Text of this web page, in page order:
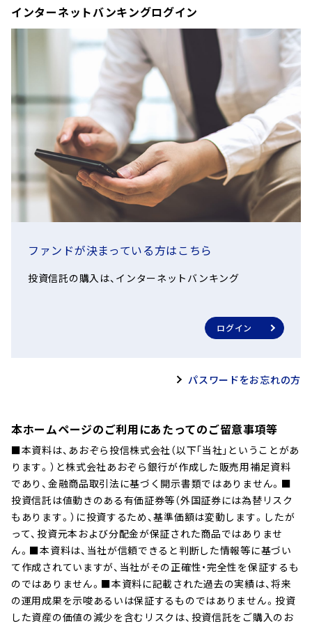
とは、ヘッジ対象通貨の金利と円金利の差に相当し、円金利の方
が低い場合この金利差分収益が低下します。）。
債券価格変動リスク
本ファンドは実質的に債券に投資を行いますので、債券価格変
動リスクを伴います。一般に債券の市場価格は、金利が上昇す
ると下落し、金利が低下すると上昇します。投資対象とする国・
地域の金利が上昇し、保有する債券の価格が下落した場合には、
本ファンドの基準価額が下落し投資元本を割り込むことがあり
ます。また、債券への投資に際しては、発行体の債務不履行（デ
フォルト）等の信用リスクを伴います。一般に、発行体の信用度
は第三者機関による格付で表されますが、格付が低いほど債務
が生じた場合、債券の価格は大きく下落する傾向があるほか、投
の可能性が高まった場合（格下げ等）も債券価格の下落要因とな
間が長いほど、また発行体の信用度が低いほど、大きくなる傾向
いますので、カントリー・リスクを伴います。新興国市場への投
資には、先進国市場への投資と比較して、社会・政治・経済の不確
実性、市場規模が小さい故の低い流動性、通貨規制および資本規
制、決済システム等市場インフラの未発達、情報開示制度や監督
当局による法制度の未整備、為替レートや現地通貨交換に要す
るコストの大きな変動、外国への送金規制等の影響を受けて、本
ファンドの基準価額が大きく変動する可能性があります。
基準価額の変動要因は、上記に限定されるものではありません。
となる場合があります。
毎年4月20日（ただし、休業日の場
合は翌営業日）
収益分配
年1回(4月20日)の決算時に原則と
して収益の分配を行います。ただ
し、必ず分配を行うものではあり
ません。
運用状況によっては、分配金の金額が変わる
場合や、分配金が支払われない場合がありま
す。
課税上は株式投資信託として取扱
法上、一定の要件を満たした場合
用対象となります。当ファンド
は、NISAの「成長投資枠（特定非課
あります。詳しくは、販売会社に
および償還時の譲渡益（法人の場
合は個別元本超過額）が課税の対
象となります。
税法が改正された場合等には変更される場
合があります。
運用管理費用（信託報酬）
実質的な負担：純資産総額
対して
*1 投資対象とする投資信
た場合の最大値を委託会社
*2 本ファンドの信託報酬
信託証券の運用報酬を合わ
託報酬です。
運用管理費用は、毎計算期間の
のときに信託財産から支払われま
総額の年率0.1％を上限と
の6ヶ月終了日および毎計
資産規模ならびに運用状
実質的に負担する当該管
手数料等
用は運用状況等により変動
額等を表示することができ
上記当該手数料等の合計額については、ファンドの保有期間に応じて異なりますの
で、表示することができません。
インターネットバンキングログイン
ファンドが決まっている方はこちら
投資信託の購入は、インターネットバンキング
ログイン
パスワードをお忘れの方
本ホームページのご利用にあたってのご留意事項等
■本資料は、あおぞら投信株式会社（以下｢当社｣ということがあ
ります。）と株式会社あおぞら銀行が作成した販売用補足資料
であり、金融商品取引法に基づく開示書類ではありません。■
投資信託は値動きのある有価証券等（外国証券には為替リスク
もあります。）に投資するため、基準価額は変動します。したが
って、投資元本および分配金が保証された商品ではありませ
ん。■本資料は、当社が信頼できると判断した情報等に基づい
て作成されていますが、当社がその正確性・完全性を保証するも
のではありません。■本資料に記載された過去の実績は、将来
の運用成果を示唆あるいは保証するものではありません。投資
した資産の価値の減少を含むリスクは、投資信託をご購入のお